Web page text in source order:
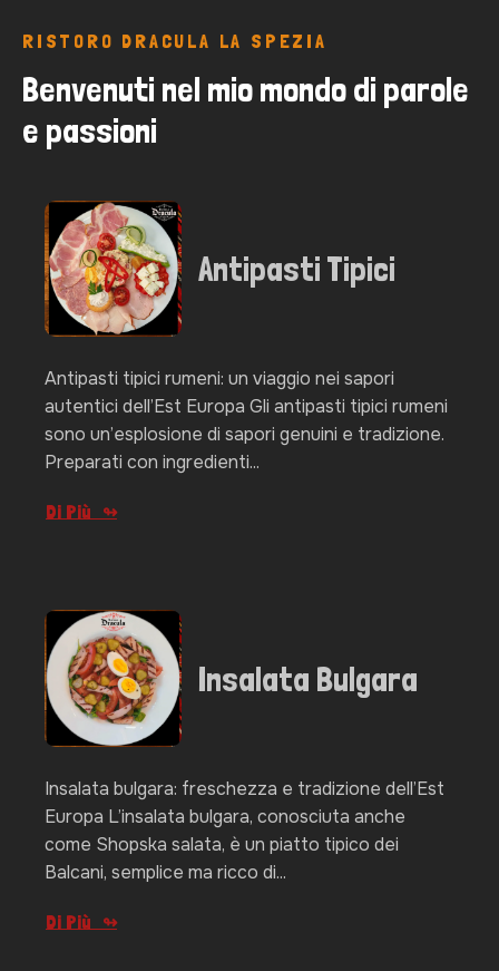
RISTORO DRACULA LA SPEZIA
Benvenuti nel mio mondo di parole
e passioni
Antipasti Tipici
Antipasti tipici rumeni: un viaggio nei sapori
autentici dell’Est Europa Gli antipasti tipici rumeni
sono un’esplosione di sapori genuini e tradizione.
Preparati con ingredienti...
Di Più
Insalata Bulgara
Insalata bulgara: freschezza e tradizione dell’Est
Europa L’insalata bulgara, conosciuta anche
come Shopska salata, è un piatto tipico dei
Balcani, semplice ma ricco di...
Di Più